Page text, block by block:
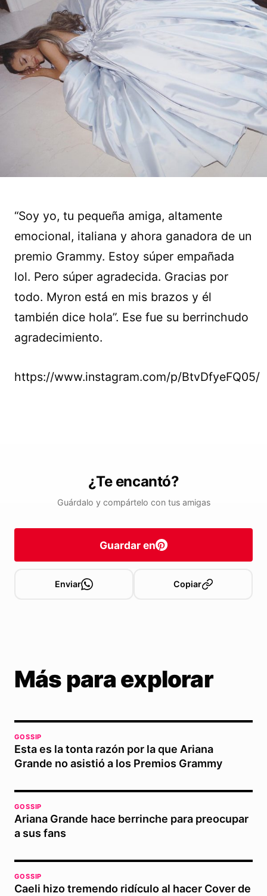
“Soy yo, tu pequeña amiga, altamente
emocional, italiana y ahora ganadora de un
premio Grammy. Estoy súper empañada
lol. Pero súper agradecida. Gracias por
todo. Myron está en mis brazos y él
también dice hola”. Ese fue su berrinchudo
agradecimiento.
https://www.instagram.com/p/BtvDfyeFQ05/
¿Te encantó?
Guárdalo y compártelo con tus amigas
Guardar en
Enviar Copiar
Más para explorar
GOSSIP
Esta es la tonta razón por la que Ariana
Grande no asistió a los Premios Grammy
GOSSIP
Ariana Grande hace berrinche para preocupar
a sus fans
GOSSIP
Caeli hizo tremendo ridículo al hacer Cover de